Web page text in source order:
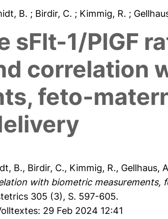
B. ; Birdir, C. ; Kimmig, R. ;
sFlt-1/PlGF
correlation
feto-
B., Birdir, C., Kimmig, R., Gellhaus,
with biometric measurements,
305 (3), S. 597-605.
29 Feb 2024 12:41